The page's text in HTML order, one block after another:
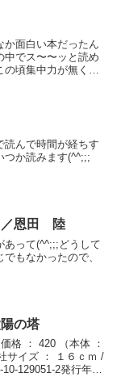
か面白い本だったん
中でス〜〜ッと読め
の頃集中力が無くな
読んで時間が経ちす
つか読みます(^^;;;
／恩田 陸
あって(^^;;;どうして
もなかったので、
の塔
格 ： 420 （本体 ：
サイズ ： １６ｃｍ /
129051-2発行年月